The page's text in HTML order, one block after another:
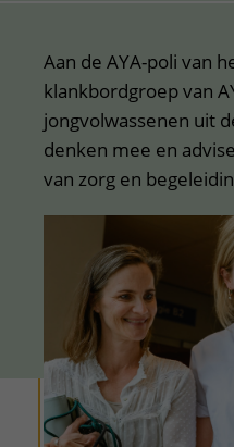
Aan de AYA-poli van
klankbordgroep van
jongvolwassenen uit
denken mee en
van zorg en